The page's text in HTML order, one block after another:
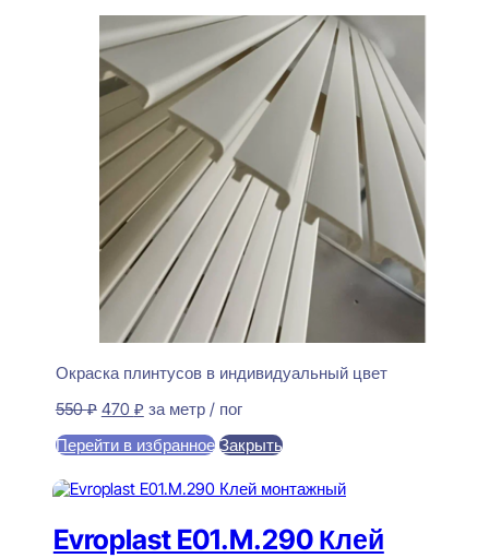
Окраска плинтусов в индивидуальный цвет
550₽ Первоначальная
составляла
470 ₽Текущая
470 ₽.
за метр / пог
Перейти в избранное Закрыть
Evroplast E01.M.290 Клей